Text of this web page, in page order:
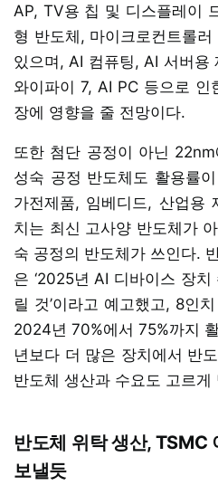
AP, TV용 칩 및 디스플레이
형 반도체, 마이크로컨트롤
있으며, AI 컴퓨팅, AI 서버용
와이파이 7, AI PC 등으로
장에 영향을 줄 전망이다.
또한 첨단 공정이 아닌
성숙 공정 반도체도 활용률
가전제품, 임베디드, 산업용
치는 최신 고사양 반도체가
숙 공정의 반도체가 쓰인다.
은 ‘2025년 AI 디바이스 장
릴 것’이라고 예고했고, 8인
2024년 70%에서 75%까지
년보다 더 많은 장치에서 반
반도체 생산과 수요도 고르게
반도체 위탁 생산, TSMC
보낼듯